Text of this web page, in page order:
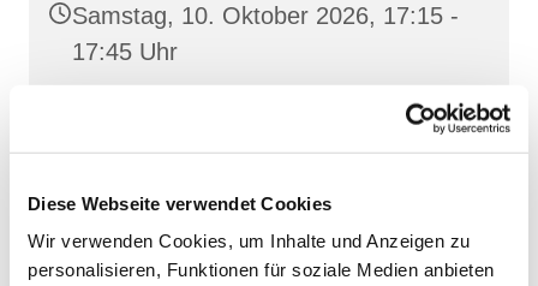
Diese Webseite verwendet Cookies
Wir verwenden Cookies, um Inhalte und Anzeigen zu
personalisieren, Funktionen für soziale Medien anbieten
Samstag, 10. Oktober 2026, 17:15 -
17:45 Uhr
St. Josef, Stralsund, Jungfernstieg
3A, 18437 Stralsund